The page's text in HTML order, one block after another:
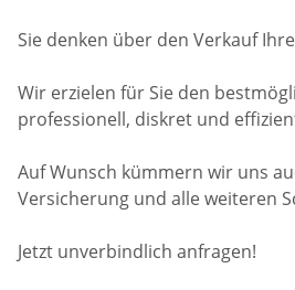
Sie denken über den Verkauf
Wir erzielen für Sie den
professionell, diskret und
Auf Wunsch kümmern wir uns
Versicherung und alle weiteren
Jetzt unverbindlich anfragen!